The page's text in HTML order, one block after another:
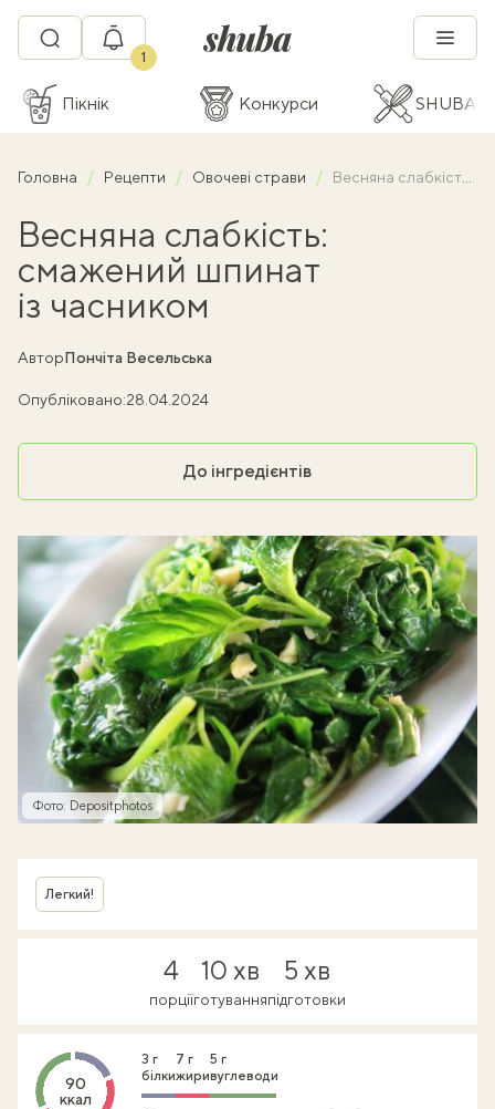
1
Пікнік Конкурси SHUBA
Головна Рецепти Овочеві страви Весняна слабкість: смажений шпинат із часником
Весняна слабкість:
смажений шпинат
із часником
АвторПончіта Весельська
Опубліковано:28.04.2024
До інгредієнтів
Фото: Depositphotos
Легкий!
4
порції
10 хв
готування
5 хв
підготовки
90
ккал
3 г
білки
7 г
жири
5 г
вуглеводи